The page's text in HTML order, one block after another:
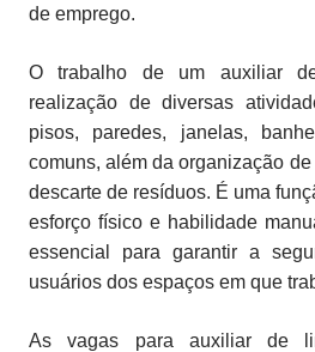
de emprego.
O trabalho de um auxiliar
realização de diversas
pisos, paredes, janelas,
comuns, além da organização
descarte de resíduos. É uma
esforço físico e habilidade
essencial para garantir a
usuários dos espaços em que
As vagas para auxiliar de